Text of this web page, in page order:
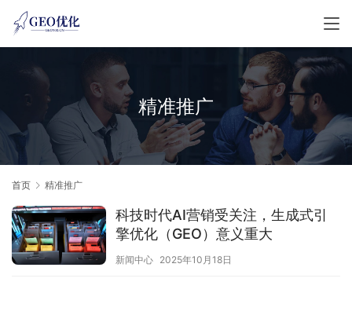
精准推广
首页 精准推广
科技时代AI营销受关注，生成式引
擎优化（GEO）意义重大
新闻中心 2025年10月18日